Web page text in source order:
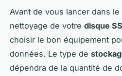
Avant de vous lancer dans
nettoyage de votre disque
choisir le bon équipement
données. Le type de
dépendra de la quantité de